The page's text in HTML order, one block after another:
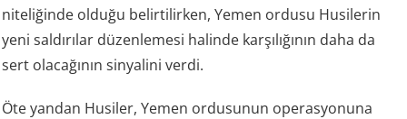
niteliğinde olduğu belirtilirken, Yemen ordusu Husilerin
yeni saldırılar düzenlemesi halinde karşılığının daha da
sert olacağının sinyalini verdi.
Öte yandan Husiler, Yemen ordusunun operasyonuna